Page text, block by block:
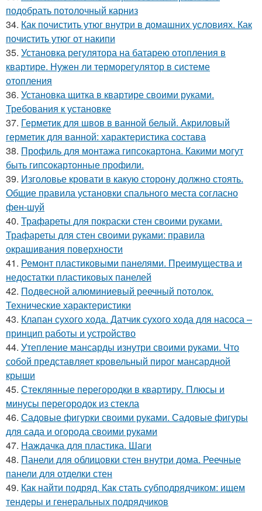
подобрать потолочный карниз
34. Как почистить утюг внутри в домашних условиях. Как
почистить утюг от накипи
35. Установка регулятора на батарею отопления в
квартире. Нужен ли терморегулятор в системе
отопления
36. Установка щитка в квартире своими руками.
Требования к установке
37. Герметик для швов в ванной белый. Акриловый
герметик для ванной: характеристика состава
38. Профиль для монтажа гипсокартона. Какими могут
быть гипсокартонные профили.
39. Изголовье кровати в какую сторону должно стоять.
Общие правила установки спального места согласно
фен-шуй
40. Трафареты для покраски стен своими руками.
Трафареты для стен своими руками: правила
окрашивания поверхности
41. Ремонт пластиковыми панелями. Преимущества и
недостатки пластиковых панелей
42. Подвесной алюминиевый реечный потолок.
Технические характеристики
43. Клапан сухого хода. Датчик сухого хода для насоса –
принцип работы и устройство
44. Утепление мансарды изнутри своими руками. Что
собой представляет кровельный пирог мансардной
крыши
45. Стеклянные перегородки в квартиру. Плюсы и
минусы перегородок из стекла
46. Садовые фигурки своими руками. Садовые фигуры
для сада и огорода своими руками
47. Наждачка для пластика. Шаги
48. Панели для облицовки стен внутри дома. Реечные
панели для отделки стен
49. Как найти подряд. Как стать субподрядчиком: ищем
тендеры и генеральных подрядчиков